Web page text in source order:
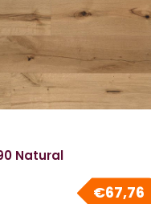
Natural
€67,76